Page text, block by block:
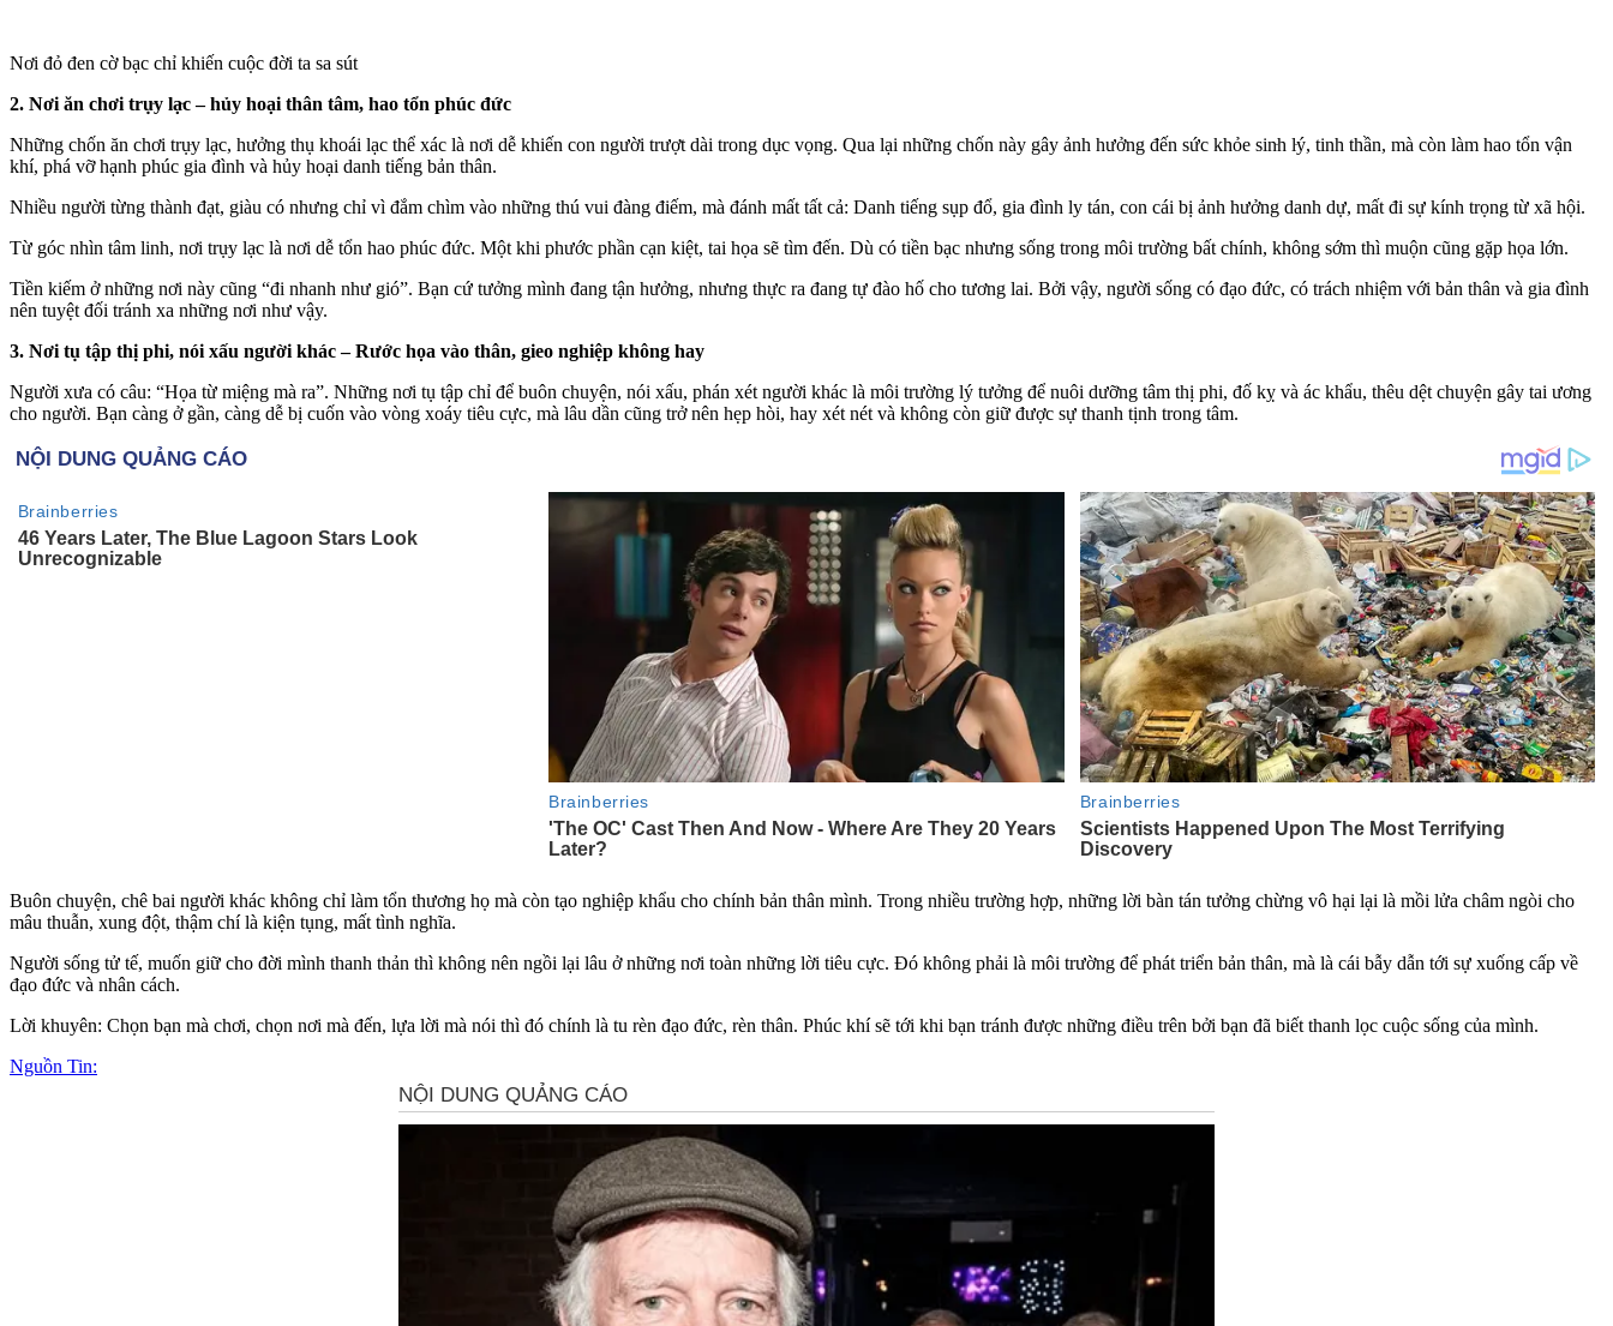
Nơi đỏ đen cờ bạc chỉ khiến cuộc đời ta sa sút
2. Nơi ăn chơi trụ‌ּy lạ‌ּc – hủy hoại thân tâm, hao tổn phúc đức
Những chốn ăn chơi trụ‌ּy lạ‌ּc, hưởng thụ khoái lạc thể xác là nơi dễ khiến con người trượt dài trong dụ‌ּc vọn‌ּg. Qua lại những chốn này gây ảnh hưởng đến sức khỏe sin‌ּh l‌ּý, tinh thần, mà còn làm hao tổn vận
khí, phá vỡ hạnh phúc gia đình và hủy hoại danh tiếng bản thân.
Nhiều người từng thành đạt, giàu có nhưng chỉ vì đắm chìm vào những thú vui đàng điếm, mà đánh mất tất cả: Danh tiếng sụp đổ, gia đình ly tán, con cái bị ảnh hưởng danh dự, mất đi sự kính trọng từ xã hội.
Từ góc nhìn tâm linh, nơi trụ‌ּy lạ‌ּc là nơi dễ tổn hao phúc đức. Một khi phước phần cạn kiệt, tai họa sẽ tìm đến. Dù có tiền bạc nhưng sống trong môi trường bất chính, không sớm thì muộn cũng gặp họa lớn.
Tiền kiếm ở những nơi này cũng “đi nhanh như gió”. Bạn cứ tưởng mình đang tận hưởng, nhưng thực ra đang tự đào hố cho tương lai. Bởi vậy, người sống có đạo đức, có trách nhiệm với bản thân và gia đình
nên tuyệt đối tránh xa những nơi như vậy.
3. Nơi tụ tập thị phi, nói xấu người khác – Rước họa vào thân, gieo nghiệp không hay
Người xưa có câu: “Họa từ miệng mà ra”. Những nơi tụ tập chỉ để buôn chuyện, nói xấu, phán xét người khác là môi trường lý tưởng để nuôi dưỡng tâm thị phi, đố kỵ và ác khẩu, thêu dệt chuyện gây tai ương
cho người. Bạn càng ở gần, càng dễ bị cuốn vào vòng xoáy tiêu cực, mà lâu dần cũng trở nên hẹp hòi, hay xét nét và không còn giữ được sự thanh tịnh trong tâm.
Buôn chuyện, chê bai người khác không chỉ làm tổn thương họ mà còn tạo nghiệp khẩu cho chính bản thân mình. Trong nhiều trường hợp, những lời bàn tán tưởng chừng vô hại lại là mồi lửa châm ngòi cho
mâu thuẫn, xung đột, thậm chí là kiện tụng, mất tình nghĩa.
Người sống tử tế, muốn giữ cho đời mình thanh thản thì không nên ngồi lại lâu ở những nơi toàn những lời tiêu cực. Đó không phải là môi trường để phát triển bản thân, mà là cái bẫy dẫn tới sự xuống cấp về
đạo đức và nhân cách.
Lời khuyên: Chọn bạn mà chơi, chọn nơi mà đến, lựa lời mà nói thì đó chính là tu rèn đạo đức, rèn thân. Phúc khí sẽ tới khi bạn tránh được những điều trên bởi bạn đã biết thanh lọc cuộc sống của mình.
Nguồn Tin: